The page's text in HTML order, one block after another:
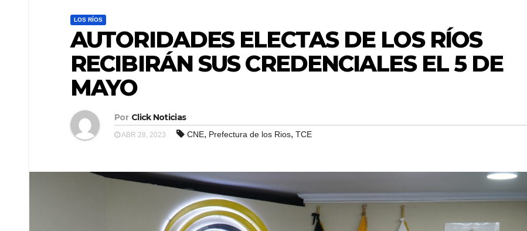
LOS RÍOS
AUTORIDADES ELECTAS DE LOS RÍOS
RECIBIRÁN SUS CREDENCIALES EL 5 DE
MAYO
Por Click Noticias
ABR 28, 2023 CNE, Prefectura de los Rios, TCE